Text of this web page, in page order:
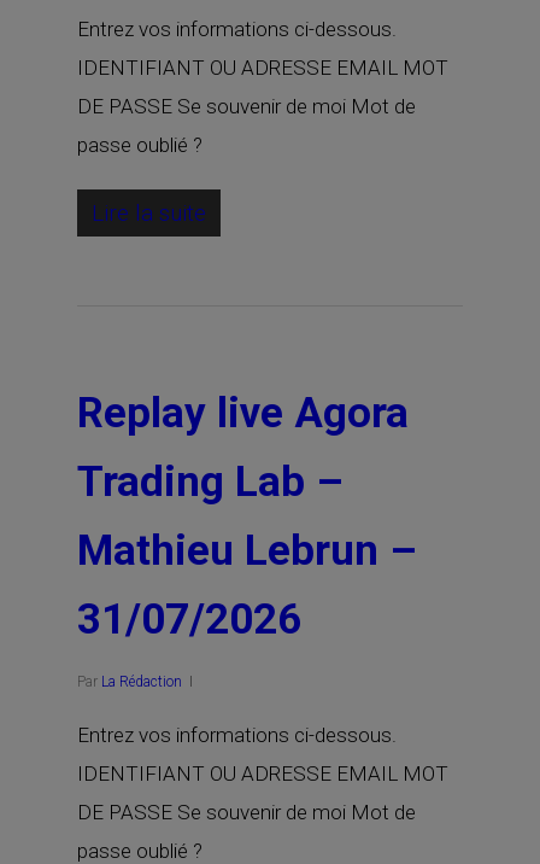
Entrez vos informations ci-dessous.
IDENTIFIANT OU ADRESSE EMAIL MOT
DE PASSE Se souvenir de moi Mot de
passe oublié ?
Lire la suite
Replay live Agora
Trading Lab –
Mathieu Lebrun –
31/07/2026
Par La Rédaction
Entrez vos informations ci-dessous.
IDENTIFIANT OU ADRESSE EMAIL MOT
DE PASSE Se souvenir de moi Mot de
passe oublié ?